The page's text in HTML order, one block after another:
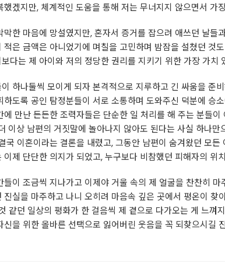
했겠지만, 체계적인 도움을 통해 저는 무너지지 않으면서 가
막한 마음에 망설였지만, 혼자서 증거를 잡으려 애쓰던 날들
적은 금액은 아니었기에 며칠을 고민하며 밤잠을 설쳤던 것
다는 제 아이와 저의 정당한 권리를 지키기 위한 가장 가치
하나둘씩 모이게 되자 본격적으로 지루하고 긴 싸움을 준
하도록 공인 탐정분들이 서로 소통하며 도와주신 덕분에 승
에 만난 든든한 조력자들은 단순한 일 처리를 해 주는 분들
이상 남편의 거짓말에 놀아나지 않아도 된다는 사실 하나
국 이혼이라는 결론을 내렸고, 그동안 남편이 숨겨왔던 모
이제 단단한 의지가 되었고, 누구보다 비참했던 피해자의
들이 조금씩 지나가고 이제야 거울 속의 제 얼굴을 찬찬히 마
진실을 마주하고 나니 오히려 마음속 깊은 곳에서 평온이 찾
같던 일상의 평화가 한 걸음씩 제 곁으로 다가오는 게 느껴
신을 위한 올바른 선택으로 잃어버린 웃음을 꼭 되찾으시길